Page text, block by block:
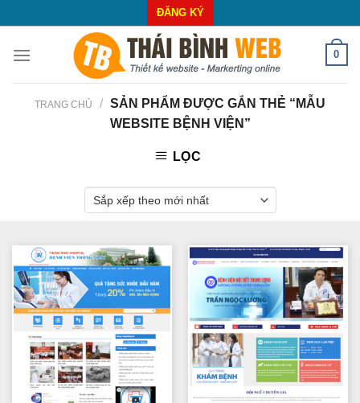
to
content
ĐĂNG KÝ
0
TRANG CHỦ / SẢN PHẨM ĐƯỢC GẮN THẺ “MẪU
WEBSITE BỆNH VIỆN”
LỌC